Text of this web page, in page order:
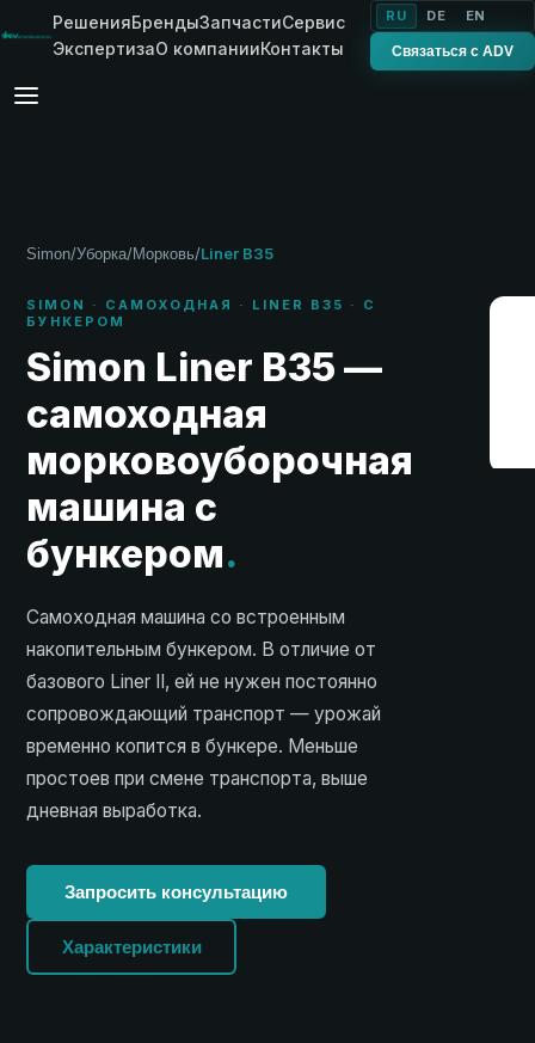
РешенияБрендыЗапчастиСервис
ЭкспертизаО компанииКонтакты
RU DE EN
Связаться с ADV
Simon/Уборка/Морковь/Liner B35
SIMON · САМОХОДНАЯ · LINER B35 · С
БУНКЕРОМ
Simon Liner B35 —
самоходная
морковоуборочная
машина с
бункером.
Самоходная машина со встроенным
накопительным бункером. В отличие от
базового Liner II, ей не нужен постоянно
сопровождающий транспорт — урожай
временно копится в бункере. Меньше
простоев при смене транспорта, выше
дневная выработка.
Запросить консультацию
Характеристики